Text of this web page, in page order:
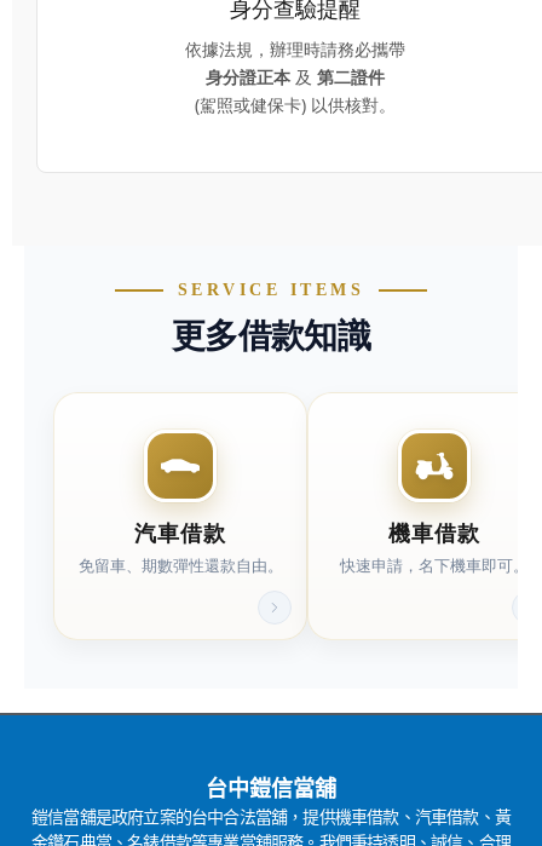
身分查驗提醒
依據法規，辦理時請務必攜帶
身分證正本 及 第二證件
(駕照或健保卡) 以供核對。
快速分類連結(左右可滑動)SERVICE ITEMS
更多借款知識
汽車借款
免留車、期數彈性還款自由。
機車借款
快速申請，名下機車即可。
台中鎧信當舖
鎧信當舖是政府立案的台中合法當舖，提供機車借款、汽車借款、黃
金鑽石典當、名錶借款等專業當舖服務。我們秉持透明、誠信、合理